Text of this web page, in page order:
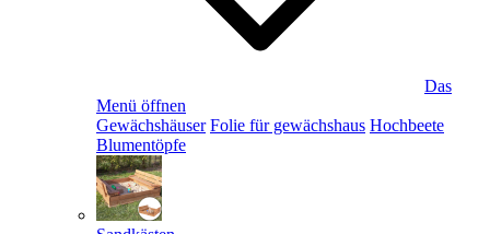
Das
Menü öffnen
Gewächshäuser Folie für gewächshaus Hochbeete
Blumentöpfe